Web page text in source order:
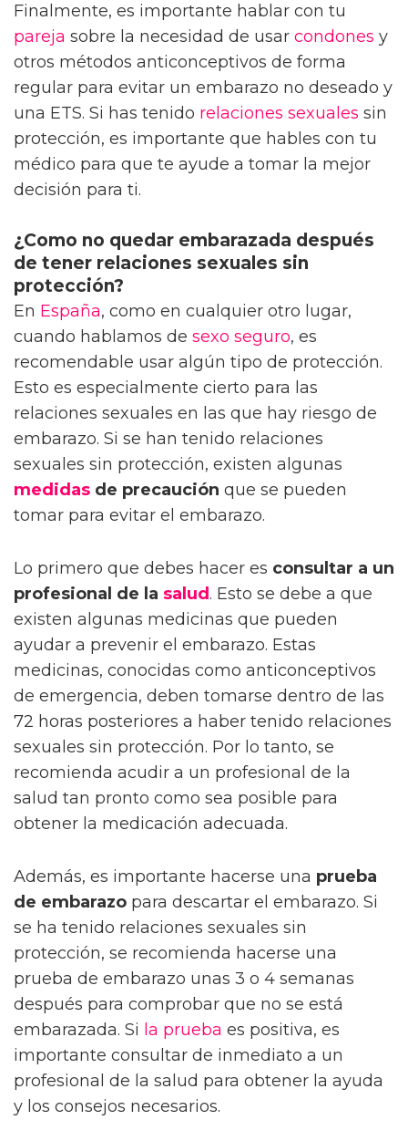
Finalmente, es importante hablar con tu
pareja sobre la necesidad de usar condones y
otros métodos anticonceptivos de forma
regular para evitar un embarazo no deseado y
una ETS. Si has tenido relaciones sexuales sin
protección, es importante que hables con tu
médico para que te ayude a tomar la mejor
decisión para ti.
¿Como no quedar embarazada después
de tener relaciones sexuales sin
protección?
En España, como en cualquier otro lugar,
cuando hablamos de sexo seguro, es
recomendable usar algún tipo de protección.
Esto es especialmente cierto para las
relaciones sexuales en las que hay riesgo de
embarazo. Si se han tenido relaciones
sexuales sin protección, existen algunas
medidas de precaución que se pueden
tomar para evitar el embarazo.
Lo primero que debes hacer es consultar a un
profesional de la salud . Esto se debe a que
existen algunas medicinas que pueden
ayudar a prevenir el embarazo. Estas
medicinas, conocidas como anticonceptivos
de emergencia, deben tomarse dentro de las
72 horas posteriores a haber tenido relaciones
sexuales sin protección. Por lo tanto, se
recomienda acudir a un profesional de la
salud tan pronto como sea posible para
obtener la medicación adecuada.
Además, es importante hacerse una prueba
de embarazo para descartar el embarazo. Si
se ha tenido relaciones sexuales sin
protección, se recomienda hacerse una
prueba de embarazo unas 3 o 4 semanas
después para comprobar que no se está
embarazada. Si la prueba es positiva, es
importante consultar de inmediato a un
profesional de la salud para obtener la ayuda
y los consejos necesarios.